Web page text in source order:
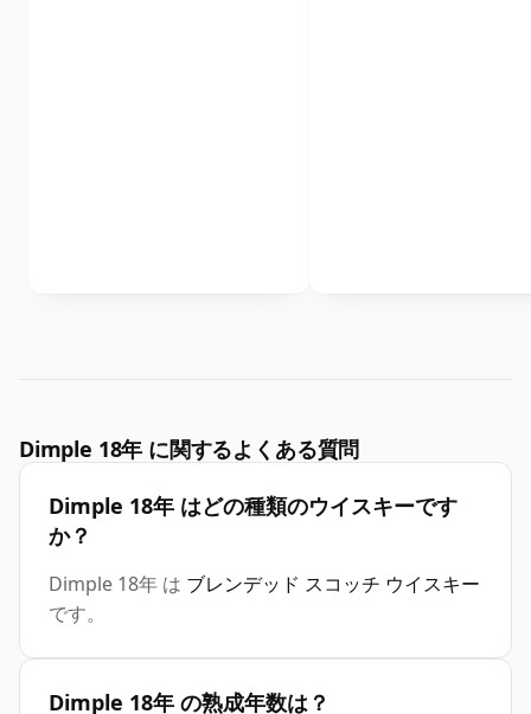
Dimple 18年 に関するよくある質問
Dimple 18年 はどの種類のウイスキーです
か？
Dimple 18年 は ブレンデッド スコッチ ウイスキー
です。
Dimple 18年 の熟成年数は？